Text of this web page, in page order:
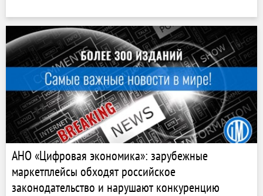
АНО «Цифровая экономика»: зарубежные
маркетплейсы обходят российское
законодательство и нарушают конкуренцию